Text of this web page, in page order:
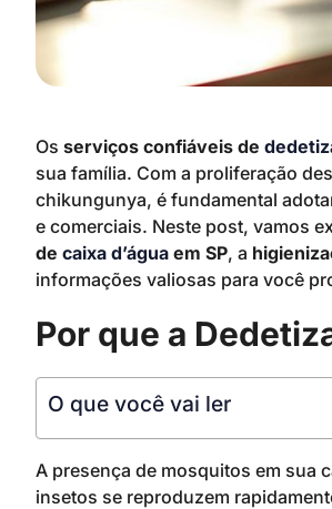
Os serviços confiáveis de
sua família. Com a proliferação
chikungunya, é fundamental
e comerciais. Neste post, vamos
de caixa d’água em SP, a
informações valiosas para você
Por que a
O que você vai ler
A presença de mosquitos em sua
insetos se reproduzem